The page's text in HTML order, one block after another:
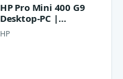
HP Pro Mini 400 G9
Desktop-PC |
9m9b0at#abd | Core
i5-13500T - 16GB RA…
HP